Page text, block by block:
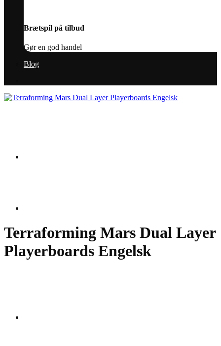
Brætspil på tilbud
Gør en god handel
Blog
Terraforming Mars Dual Layer
Playerboards Engelsk